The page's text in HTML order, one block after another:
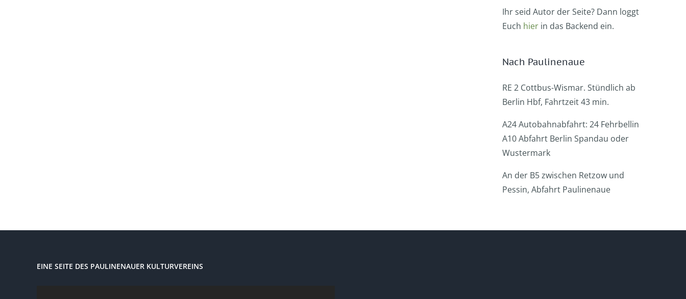
Ihr seid Autor der Seite? Dann loggt
Euch hier in das Backend ein.
Nach Paulinenaue
RE 2 Cottbus-Wismar. Stündlich ab
Berlin Hbf, Fahrtzeit 43 min.
A24 Autobahnabfahrt: 24 Fehrbellin
A10 Abfahrt Berlin Spandau oder
Wustermark
An der B5 zwischen Retzow und
Pessin, Abfahrt Paulinenaue
EINE SEITE DES PAULINENAUER KULTURVEREINS